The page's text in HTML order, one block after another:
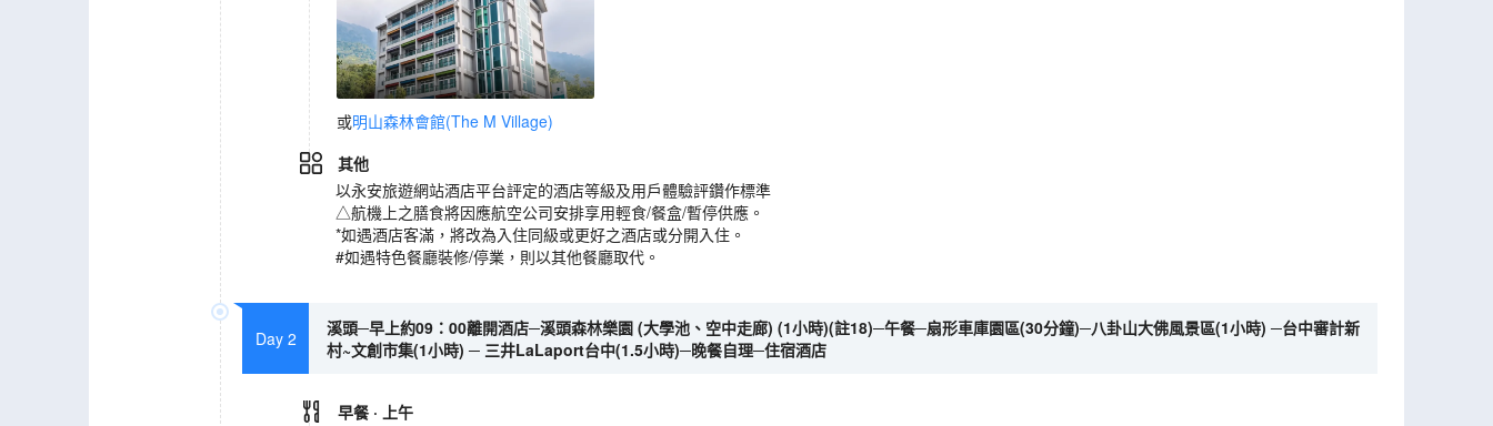
或明山森林會館(The M Village)
其他
以永安旅遊網站酒店平台評定的酒店等級及用戶體驗評鑽作標準
△航機上之膳食將因應航空公司安排享用輕食/餐盒/暫停供應。
*如遇酒店客滿，將改為入住同級或更好之酒店或分開入住。
#如遇特色餐廳裝修/停業，則以其他餐廳取代。
Day 2
溪頭─早上約09：00離開酒店─溪頭森林樂園 (大學池、空中走廊) (1小時)(註18)─午餐─扇形車庫園區(30分鐘)─八卦山大佛風景區(1小時) ─台中審計新
村~文創市集(1小時) ─ 三井LaLaport台中(1.5小時)─晚餐自理─住宿酒店
早餐 · 上午